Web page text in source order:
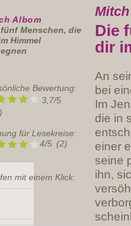
Albom
Menschen, die
Himmel
Bewertung:
3,7/5
)
für Lesekreise:
4/5 (2)
mit einem Klick:
Die
dir
An
bei
Im
die in
einer
seine
ihn,